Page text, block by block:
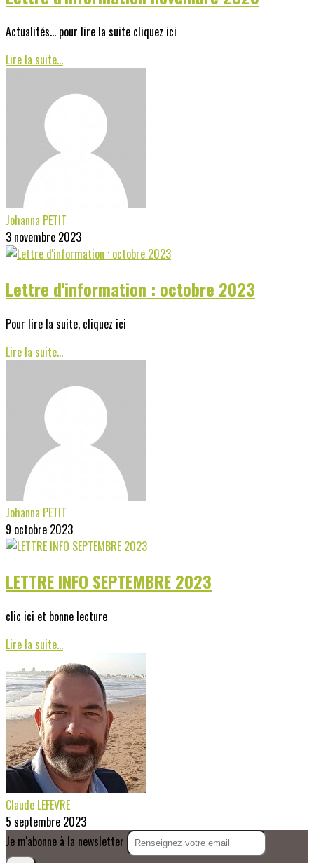
Actualités... pour lire la suite cliquez ici
Lire la suite...
Johanna PETIT
3 novembre 2023
Lettre d'information : octobre 2023
Pour lire la suite, cliquez ici
Lire la suite...
Johanna PETIT
9 octobre 2023
LETTRE INFO SEPTEMBRE 2023
clic ici et bonne lecture
Lire la suite...
Claude LEFEVRE
5 septembre 2023
Je m'abonne à la newsletter